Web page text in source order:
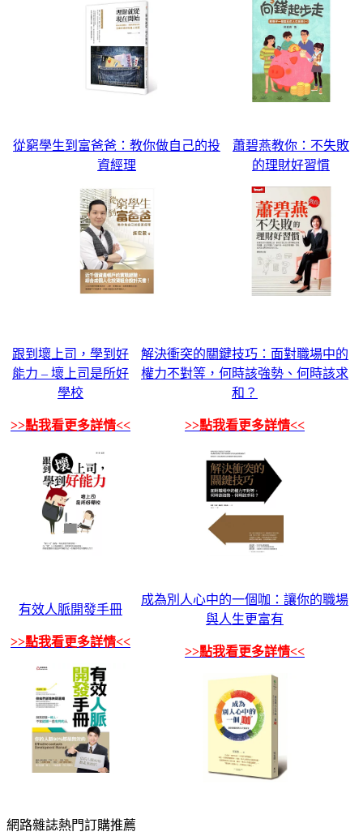
從窮學生到富爸爸：教你做自己的投
資經理
蕭碧燕教你：不失敗
的理財好習慣
跟到壞上司，學到好
能力 – 壞上司是所好
學校
>>點我看更多詳情<<
解決衝突的關鍵技巧：面對職場中的
權力不對等，何時該強勢、何時該求
和？
>>點我看更多詳情<<
有效人脈開發手冊
>>點我看更多詳情<<
成為別人心中的一個咖：讓你的職場
與人生更富有
>>點我看更多詳情<<
網路雜誌熱門訂購推薦